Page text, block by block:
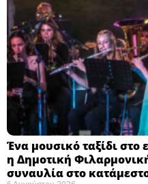
Ένα μουσικό ταξίδι στο
η Δημοτική
συναυλία στο